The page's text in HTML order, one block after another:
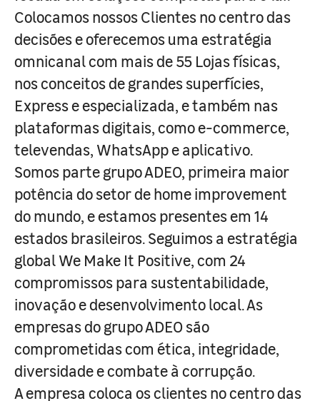
Colocamos nossos Clientes no centro das
decisões e oferecemos uma estratégia
omnicanal com mais de 55 Lojas físicas,
nos conceitos de grandes superfícies,
Express e especializada, e também nas
plataformas digitais, como e-commerce,
televendas, WhatsApp e aplicativo.
Somos parte grupo ADEO, primeira maior
potência do setor de home improvement
do mundo, e estamos presentes em 14
estados brasileiros. Seguimos a estratégia
global We Make It Positive, com 24
compromissos para sustentabilidade,
inovação e desenvolvimento local. As
empresas do grupo ADEO são
comprometidas com ética, integridade,
diversidade e combate à corrupção.
A empresa coloca os clientes no centro das